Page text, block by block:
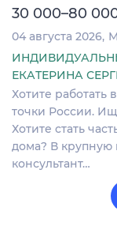
30 000–80
04 августа 2026
ЕКАТЕРИНА
Хотите работать
точки России.
Хотите стать
дома? В крупную
консультант…